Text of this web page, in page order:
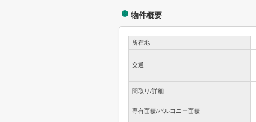
物件概要
所在地
交通
間取り/詳細
専有面積/バルコニー面積